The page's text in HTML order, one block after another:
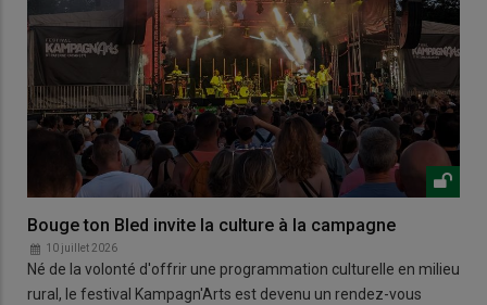
Bouge ton Bled invite la culture à la campagne
10 juillet 2026
Né de la volonté d'offrir une programmation culturelle en milieu
rural, le festival Kampagn'Arts est devenu un rendez-vous